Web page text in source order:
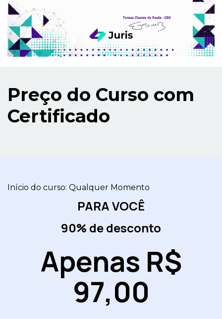
Preço do Curso com
Certificado
Início do curso: Qualquer Momento
PARA VOCÊ
90% de desconto
Apenas R$
97,00